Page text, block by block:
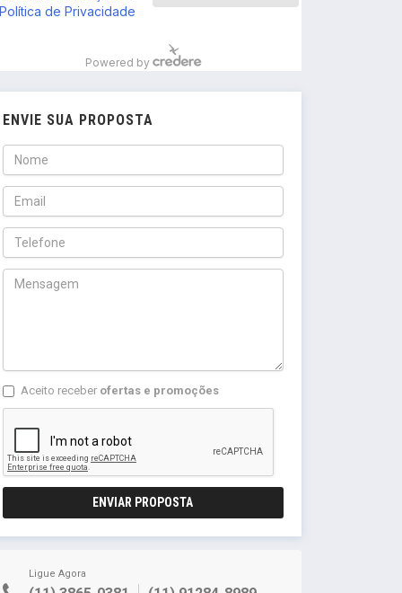
ENVIE SUA PROPOSTA
Aceito receber ofertas e promoções
ENVIAR PROPOSTA
Ligue Agora